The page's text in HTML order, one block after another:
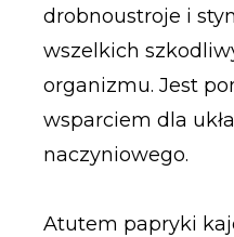
drobnoustroje i
wszelkich
organizmu. Jest
wsparciem dla
naczyniowego.
Atutem papryki